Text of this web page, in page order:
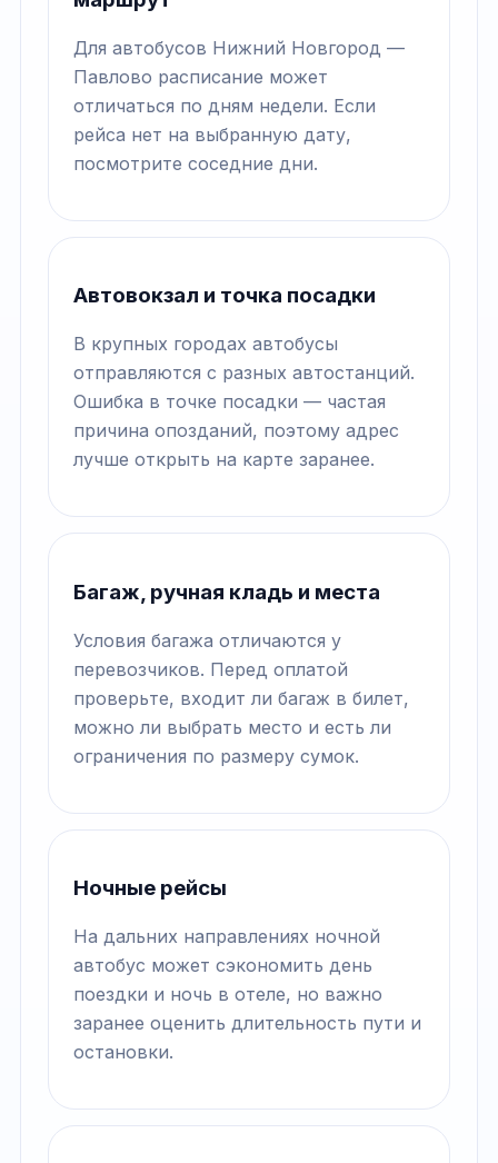
Для автобусов Нижний Новгород —
Павлово расписание может
отличаться по дням недели. Если
рейса нет на выбранную дату,
посмотрите соседние дни.
Автовокзал и точка посадки
В крупных городах автобусы
отправляются с разных автостанций.
Ошибка в точке посадки — частая
причина опозданий, поэтому адрес
лучше открыть на карте заранее.
Багаж, ручная кладь и места
Условия багажа отличаются у
перевозчиков. Перед оплатой
проверьте, входит ли багаж в билет,
можно ли выбрать место и есть ли
ограничения по размеру сумок.
Ночные рейсы
На дальних направлениях ночной
автобус может сэкономить день
поездки и ночь в отеле, но важно
заранее оценить длительность пути и
остановки.